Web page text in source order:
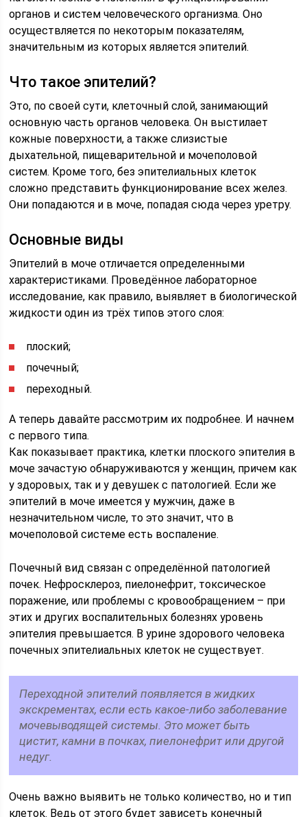
органов и систем человеческого организма. Оно
осуществляется по некоторым показателям,
значительным из которых является эпителий.
Что такое эпителий?
Это, по своей сути, клеточный слой, занимающий
основную часть органов человека. Он выстилает
кожные поверхности, а также слизистые
дыхательной, пищеварительной и мочеполовой
систем. Кроме того, без эпителиальных клеток
сложно представить функционирование всех желез.
Они попадаются и в моче, попадая сюда через уретру.
Основные виды
Эпителий в моче отличается определенными
характеристиками. Проведённое лабораторное
исследование, как правило, выявляет в биологической
жидкости один из трёх типов этого слоя:
плоский;
почечный;
переходный.
А теперь давайте рассмотрим их подробнее. И начнем
с первого типа.
Как показывает практика, клетки плоского эпителия в
моче зачастую обнаруживаются у женщин, причем как
у здоровых, так и у девушек с патологией. Если же
эпителий в моче имеется у мужчин, даже в
незначительном числе, то это значит, что в
мочеполовой системе есть воспаление.
Почечный вид связан с определённой патологией
почек. Нефросклероз, пиелонефрит, токсическое
поражение, или проблемы с кровообращением – при
этих и других воспалительных болезнях уровень
эпителия превышается. В урине здорового человека
почечных эпителиальных клеток не существует.
Переходной эпителий появляется в жидких
экскрементах, если есть какое-либо заболевание
мочевыводящей системы. Это может быть
цистит, камни в почках, пиелонефрит или другой
недуг.
Очень важно выявить не только количество, но и тип
клеток. Ведь от этого будет зависеть конечный